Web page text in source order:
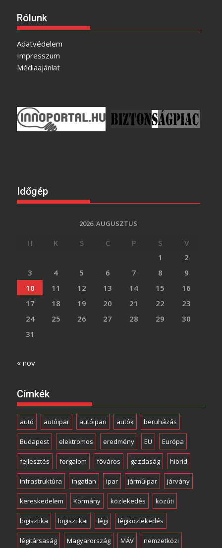
Rólunk
Adatvédelem
Impresszum
Médiaajánlat
Időgép
2026. AUGUSZTUS
H K S C P S
V
1
2
3
4 5 6 7 8
9
10
11 12 13 14 15
16
17
18 19 20 21 22
23
24
25 26 27 28 29
30
31
« nov
Címkék
autó autóipar autóipari autók beruházás
Budapest elektromos eredmény EU Európa
fejlesztés forgalom főváros gazdaság hibrid
infrastruktúra ingatlan ipar járműipar járvány
kereskedelem Kormány közlekedés közúti
logisztika logisztikai légi légiközlekedés
légitársaság Magyarország MÁV nemzetközi